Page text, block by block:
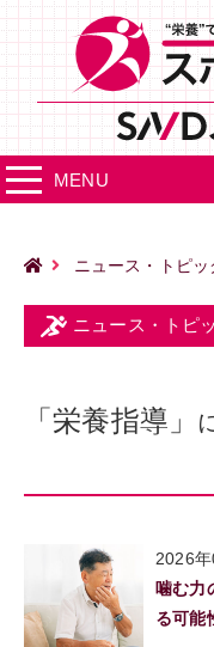
MENU
ニュース・トピッ
ニュース・トピ
「栄養指導」
2026
噛む力
る可能